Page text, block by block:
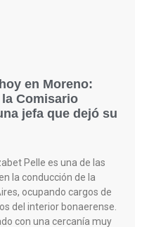
en Moreno:
Comisario
jefa que dejó su
Pelle es una de las
la conducción de la
ocupando cargos de
del interior bonaerense.
con una cercanía muy